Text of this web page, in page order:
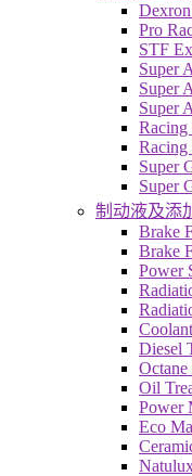
Pro
STF
Super
Super
Super
Racing
Racing
Super
Super
制动液及添
Brake
Brake
Power
Coolant
Diesel
Octane
Oil
Power
Eco